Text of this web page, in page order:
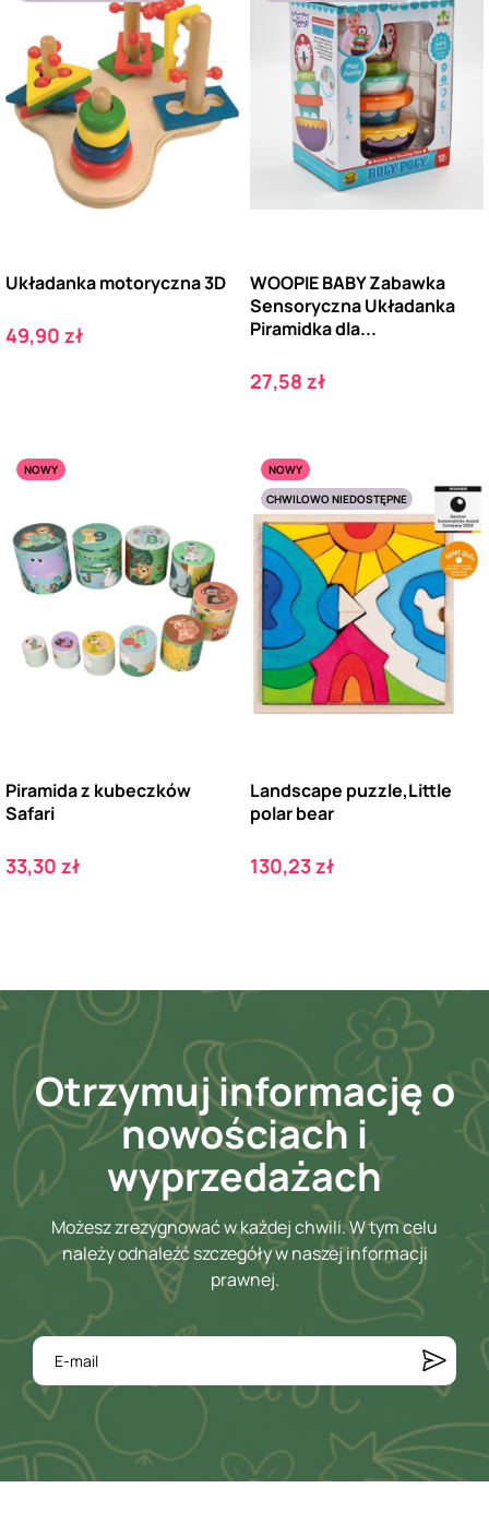
Układanka motoryczna 3D
Cena
49,90 zł
WOOPIE BABY Zabawka
Sensoryczna Układanka
Piramidka dla...
Cena
27,58 zł
NOWY
Piramida z kubeczków
Safari
Cena
33,30 zł
NOWY
CHWILOWO NIEDOSTĘPNE
Landscape puzzle,Little
polar bear
Cena
130,23 zł
Otrzymuj informację o
nowościach i
wyprzedażach
Możesz zrezygnować w każdej chwili. W tym celu
należy odnaleźć szczegóły w naszej informacji
prawnej.